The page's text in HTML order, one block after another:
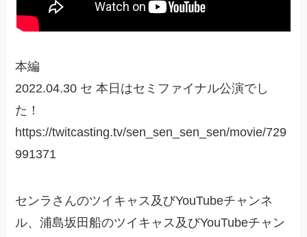
本編
2022.04.30 セ 本日はセミファイナル公演でし
た！
https://twitcasting.tv/sen_sen_sen_sen/movie/729
991371
センラさんのツイキャス及びYouTubeチャンネ
ル、浦島坂田船のツイキャス及びYouTubeチャン